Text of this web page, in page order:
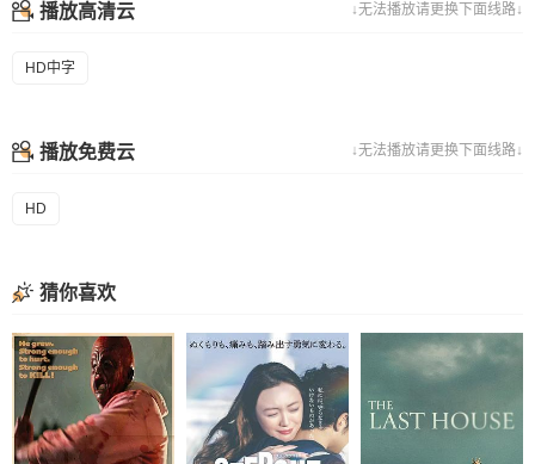
↓无法播放请更换下面线路↓
播放高清云
HD中字
↓无法播放请更换下面线路↓
播放免费云
HD
猜你喜欢